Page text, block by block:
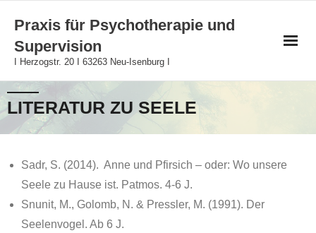
content
Praxis für Psychotherapie und
Supervision
I Herzogstr. 20 I 63263 Neu-Isenburg I
LITERATUR ZU SEELE
Sadr, S. (2014). Anne und Pfirsich – oder: Wo unsere
Seele zu Hause ist. Patmos. 4-6 J.
Snunit, M., Golomb, N. & Pressler, M. (1991). Der
Seelenvogel. Ab 6 J.